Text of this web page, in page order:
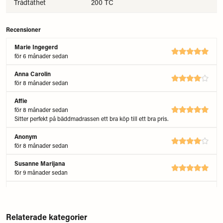
Trådtäthet 200 TC
Recensioner
Marie Ingegerd
för 6 månader sedan
Anna Carolin
för 8 månader sedan
Affie
för 8 månader sedan
Sitter perfekt på bäddmadrassen ett bra köp till ett bra pris.
Anonym
för 8 månader sedan
Susanne Marijana
för 9 månader sedan
Relaterade kategorier